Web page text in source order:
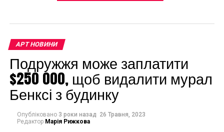
Малюнок з’явиться на аукціоні 14 вересня, коли
його буде виставлено на продаж у рамках
розпродажу післявоєнного та сучасного мистецтва в
аукціонному будинку Rago/Wright’s у Нью-Джерсі.
АРТ НОВИНИ
Подружжя може заплатити
$250 000, щоб видалити мурал
Бенксі з будинку
Опубліковано 3 роки назад 26 Травня, 2023
Редактор Марія Рижкова